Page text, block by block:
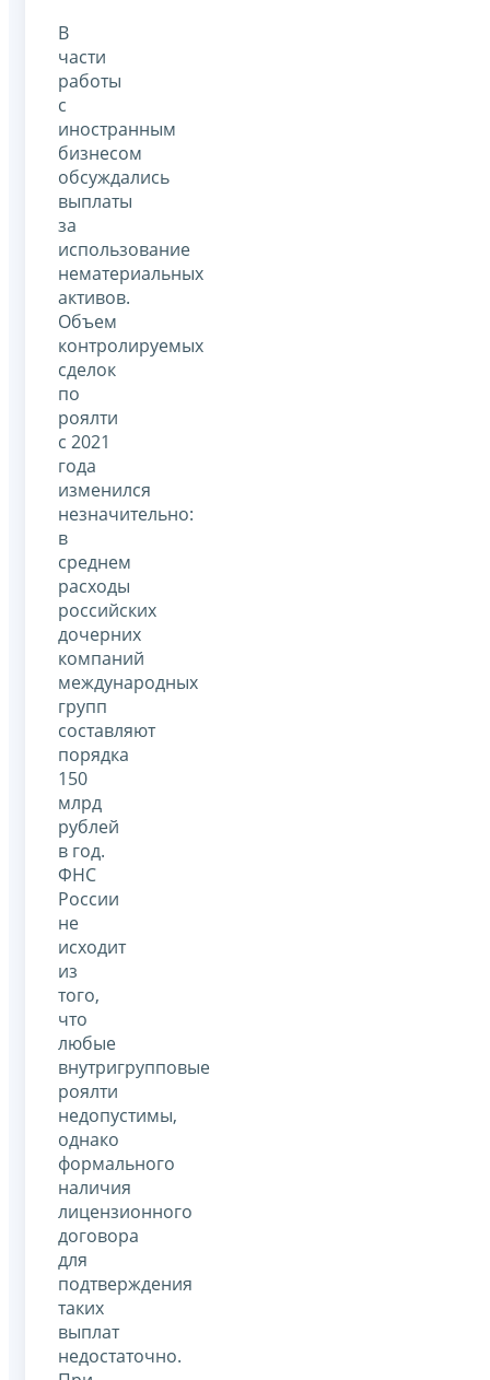
В
части
работы
с
иностранным
бизнесом
обсуждались
выплаты
за
использование
нематериальных
активов.
Объем
контролируемых
сделок
по
роялти
с 2021
года
изменился
незначительно:
в
среднем
расходы
российских
дочерних
компаний
международных
групп
составляют
порядка
150
млрд
рублей
в год.
ФНС
России
не
исходит
из
того,
что
любые
внутригрупповые
роялти
недопустимы,
однако
формального
наличия
лицензионного
договора
для
подтверждения
таких
выплат
недостаточно.